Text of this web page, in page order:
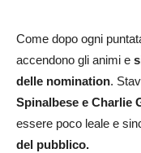
Come dopo ogni
accendono gli animi e
delle nomination.
Spinalbese e Charlie
essere poco leale e
del pubblico.